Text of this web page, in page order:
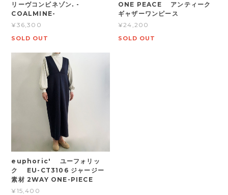
リーヴコンビネゾン. -
COALMINE-
¥36,300
SOLD OUT
ONE PEACE アンティーク
ギャザーワンピース
¥24,200
SOLD OUT
euphoric' ユーフォリッ
ク EU-CT3106 ジャージー
素材 2WAY ONE-PIECE
¥15,400